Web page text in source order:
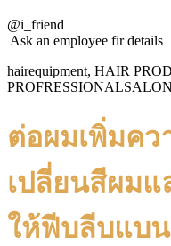
@i_friend
Ask an employee fir details
hairequipment, HAIR
PROFRESSIONALSALON
ต่อผมเพิ่มค
เปลี่ยนสีผม
ให้ฟีบลีบแบน